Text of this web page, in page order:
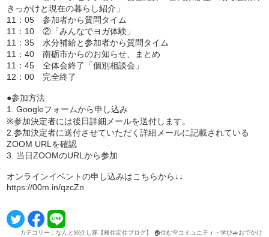
きっかけと現在の暮らし紹介」
11：05 参加者から質問タイム
11：10 ②「みんなでヨガ体験」
11：35 水分補給と参加者から質問タイム
11：40 南砺市からのお知らせ、まとめ
11：45 全体会終了「個別相談会」
12：00 完全終了
●参加方法
1. Googleフォームから申し込み
※参加決定者には後日詳細メールを送付します。
2.参加決定者に送付させていただく詳細メールに記載されている
ZOOM URLを確認
3. 当日ZOOMのURLから参加
オンラインイベントの申し込みはこちらから↓↓
https://00m.in/qzcZn
カテゴリー：なんと紹介し隊【移住定住ブログ】 🏠住む💛コミュニティ・学び🚙おでかけ